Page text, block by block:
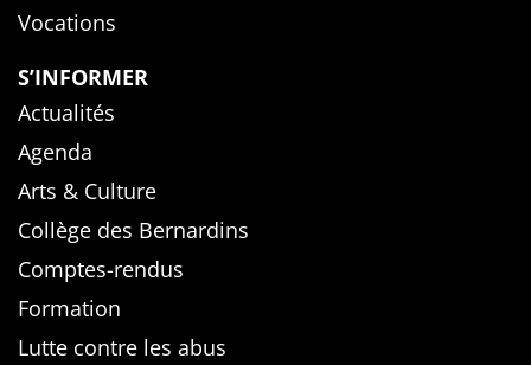
Vocations
S’INFORMER
Actualités
Agenda
Arts & Culture
Collège des Bernardins
Comptes-rendus
Formation
Lutte contre les abus